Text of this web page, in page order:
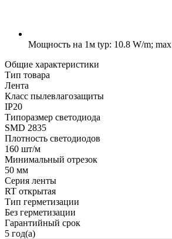
Мощность на 1м typ: 10.8 W/m;
Общие характеристики
Тип товара
Лента
Класс пылевлагозащиты
IP20
Типоразмер светодиода
SMD 2835
Плотность светодиодов
160 шт/м
Минимальный отрезок
50 мм
Серия ленты
RT открытая
Тип герметизации
Без герметизации
Гарантийный срок
5 год(а)